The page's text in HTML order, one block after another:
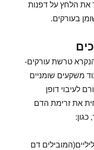
את הלחץ על דפנות
בעורקים.
טרשת עורקים-
משקעים שומניים
לעיבוי דופן
את זרימת הדם
דם